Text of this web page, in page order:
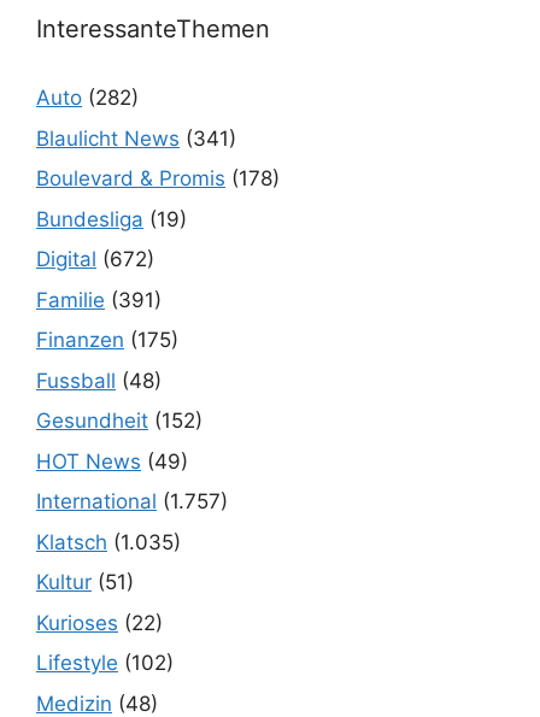
InteressanteThemen
Auto (282)
Blaulicht News (341)
Boulevard & Promis (178)
Bundesliga (19)
Digital (672)
Familie (391)
Finanzen (175)
Fussball (48)
Gesundheit (152)
HOT News (49)
International (1.757)
Klatsch (1.035)
Kultur (51)
Kurioses (22)
Lifestyle (102)
Medizin (48)